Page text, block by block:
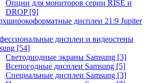
Опции для мониторов серии RISE и
DROP [9]
дисплеи 21:9 Jupiter
дисплеи и видеостены
[54]
Светодиодные экраны Samsung [3]
Всепогодные дисплеи Samsung [5]
Специальные дисплеи Samsung [3]